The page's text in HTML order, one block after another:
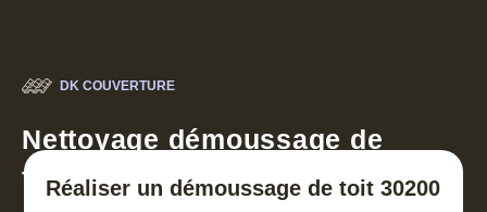
DK COUVERTURE
Nettoyage démoussage de
toiture 30
Réaliser un démoussage de toit 30200